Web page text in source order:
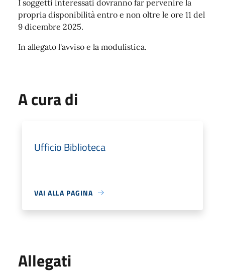
I soggetti interessati dovranno far pervenire la
propria disponibilità entro e non oltre le ore 11 del
9 dicembre 2025.
In allegato l'avviso e la modulistica.
A cura di
Ufficio Biblioteca
VAI ALLA PAGINA
Allegati